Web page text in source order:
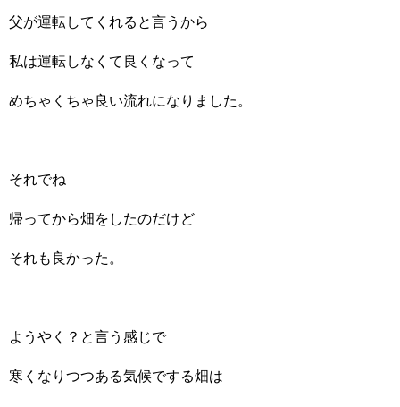
父が運転してくれると言うから
私は運転しなくて良くなって
めちゃくちゃ良い流れになりました。
それでね
帰ってから畑をしたのだけど
それも良かった。
ようやく？と言う感じで
寒くなりつつある気候でする畑は